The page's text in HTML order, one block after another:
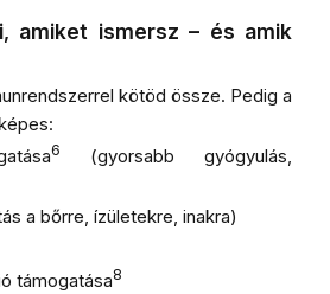
amiket ismersz – és amik
kötöd össze. Pedig a
6
(gyorsabb gyógyulás,
a bőrre, ízületekre, inakra)
támogatása8